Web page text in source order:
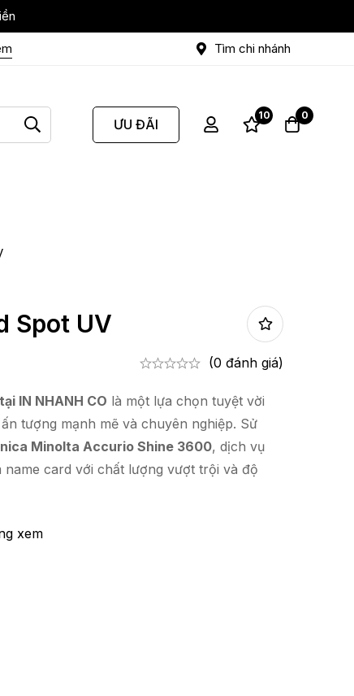
Tìm chi nhánh
ƯU ĐÃI
10 0
Spot UV
(0 đánh giá)
IN NHANH CO là một lựa chọn tuyệt vời
tượng mạnh mẽ và chuyên nghiệp. Sử
Minolta Accurio Shine 3600, dịch vụ
name card với chất lượng vượt trội và độ
xem